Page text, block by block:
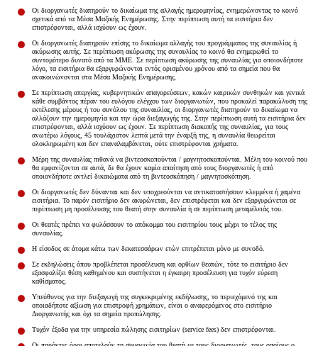
Οι διοργανωτές διατηρούν το δικαίωμα της αλλαγής ημερομηνίας, ενημερώνοντας το κοινό
σχετικά από τα Μέσα Μαζικής Ενημέρωσης. Στην περίπτωση αυτή τα εισιτήρια δεν
επιστρέφονται, αλλά ισχύουν ως έχουν.
Οι διοργανωτές διατηρούν επίσης το δικαίωμα αλλαγής του προγράμματος της συναυλίας ή
ακύρωσης αυτής. Σε περίπτωση ακύρωσης της συναυλίας το κοινό θα ενημερωθεί το
συντομότερο δυνατό από τα ΜΜΕ. Σε περίπτωση ακύρωσης της συναυλίας για οποιονδήποτε
λόγο, τα εισιτήρια θα εξαργυρώνονται εντός ορισμένου χρόνου από τα σημεία που θα
ανακοινώνονται στα Μέσα Μαζικής Ενημέρωσης.
Σε περίπτωση απεργίας, κυβερνητικών απαγορεύσεων, κακών καιρικών συνθηκών και γενικά
κάθε συμβάντος πέραν του ευλόγου ελέγχου των διοργανωτών, που προκαλεί παρακώλυση της
εκτέλεσης μέρους ή του συνόλου της συναυλίας, οι διοργανωτές διατηρούν το δικαίωμα να
αλλάζουν την ημερομηνία και την ώρα διεξαγωγής της. Στην περίπτωση αυτή τα εισιτήρια δεν
επιστρέφονται, αλλά ισχύουν ως έχουν. Σε περίπτωση διακοπής της συναυλίας, για τους
ανωτέρω λόγους, 45 τουλάχιστον λεπτά μετά την έναρξή της, η συναυλία θεωρείται
ολοκληρωμένη και δεν επαναλαμβάνεται, ούτε επιστρέφονται χρήματα.
Μέρη της συναυλίας πιθανά να βιντεοσκοπούνται / μαγνητοσκοπούνται. Μέλη του κοινού που
θα εμφανίζονται σε αυτά, δε θα έχουν καμία απαίτηση από τους διοργανωτές ή από
οποιονδήποτε αντλεί δικαιώματα από τη βιντεοσκόπηση / μαγνητοσκόπηση.
Οι διοργανωτές δεν δύνανται και δεν υποχρεούνται να αντικαταστήσουν κλεμμένα ή χαμένα
εισιτήρια. Το παρόν εισιτήριο δεν ακυρώνεται, δεν επιστρέφεται και δεν εξαργυρώνεται σε
περίπτωση μη προσέλευσης του θεατή στην συναυλία ή σε περίπτωση μεταμέλειάς του.
Οι θεατές πρέπει να φυλάσσουν το απόκομμα του εισιτηρίου τους μέχρι το τέλος της
συναυλίας.
Η είσοδος σε άτομα κάτω των δεκατεσσάρων ετών επιτρέπεται μόνο με συνοδό.
Σε εκδηλώσεις όπου προβλέπεται προσέλευση και ορθίων θεατών, τότε το εισιτήριο δεν
εξασφαλίζει θέση καθημένου και συστήνεται η έγκαιρη προσέλευση για τυχόν εύρεση
καθίσματος.
Υπεύθυνος για την διεξαγωγή της συγκεκριμένης εκδήλωσης, το περιεχόμενό της και
οποιαδήποτε αξίωση για επιστροφή χρημάτων, είναι ο αναφερόμενος στο εισιτήριο
Διοργανωτής και όχι τα σημεία προπώλησης.
Τυχόν έξοδα για την υπηρεσία πώλησης εισιτηρίων (service fees) δεν επιστρέφονται.